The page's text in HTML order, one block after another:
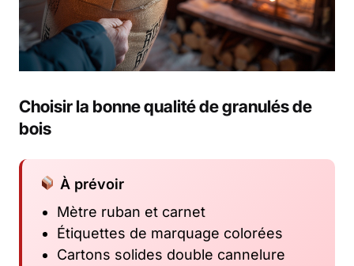
Choisir la bonne qualité de granulés de
bois
À prévoir
Mètre ruban et carnet
Étiquettes de marquage colorées
Cartons solides double cannelure